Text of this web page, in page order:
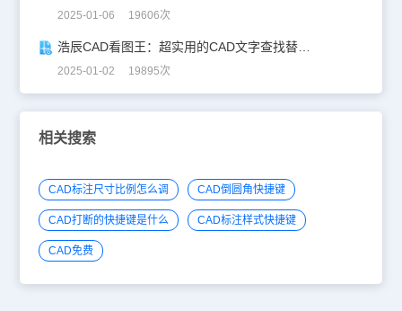
2025-01-06 19606次
浩辰CAD看图王：超实用的CAD文字查找替换技巧分享！
2025-01-02 19895次
相关搜索
CAD标注尺寸比例怎么调 CAD倒圆角快捷键
CAD打断的快捷键是什么 CAD标注样式快捷键
CAD免费